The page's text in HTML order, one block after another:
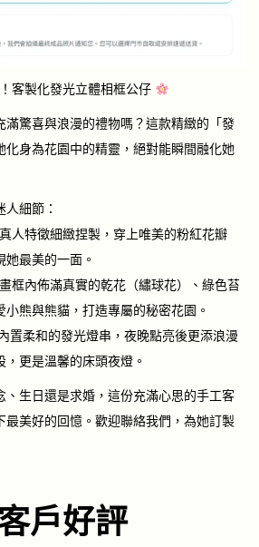
客製化發光立體相框公仔
滿驚喜與浪漫的禮物嗎？這款精緻的「發
化身為花園中的精靈，絕對能瞬間融化她
細節：
人特徵細緻捏製，穿上唯美的粉紅花瓣
最美的一面。
框內佈滿真實的乾花（繡球花）、綠色苔
熊與熊貓，打造專屬的秘密花園。
置柔和的發光燈串，夜晚點亮後更添浪漫
更是溫馨的床頭夜燈。
、生日還是求婚，這份充滿心思的手工客
最美好的回憶。歡迎聯絡我們，為她訂製
戶好評